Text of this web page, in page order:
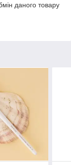
даного товару